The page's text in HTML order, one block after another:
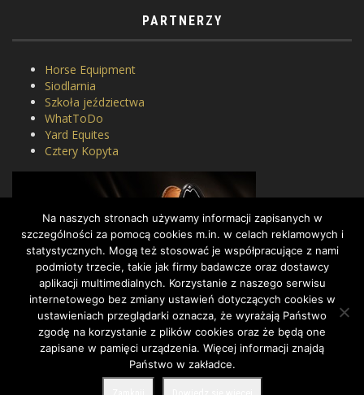
PARTNERZY
Horse Equipment
Siodlarnia
Szkoła jeździectwa
WhatToDo
Yard Equites
Cztery Kopyta
Na naszych stronach używamy informacji zapisanych w
szczególności za pomocą cookies m.in. w celach reklamowych i
statystycznych. Mogą też stosować je współpracujące z nami
podmioty trzecie, takie jak firmy badawcze oraz dostawcy
aplikacji multimedialnych. Korzystanie z naszego serwisu
internetowego bez zmiany ustawień dotyczących cookies w
ustawieniach przeglądarki oznacza, że wyrażają Państwo
zgodę na korzystanie z plików cookies oraz że będą one
zapisane w pamięci urządzenia. Więcej informacji znajdą
Państwo w zakładce.